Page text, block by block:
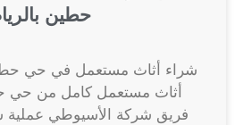
حطين
شراء أثاث مستعمل في حي
أثاث مستعمل كامل من حي
فريق شركة الأسيوطي عملية